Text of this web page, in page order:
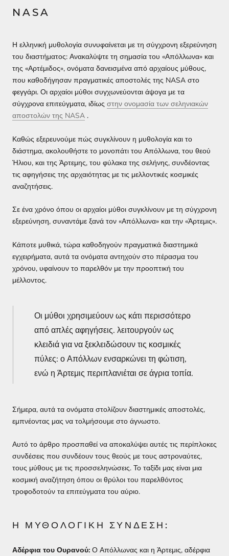
NASA
Η ελληνική μυθολογία συνυφαίνεται με τη σύγχρονη εξερεύνηση
του διαστήματος: Ανακαλύψτε τη σημασία του «Απόλλωνα» και
της «Αρτέμιδος», ονόματα δανεισμένα από αρχαίους μύθους,
που καθοδήγησαν πραγματικές αποστολές της NASA στο
φεγγάρι. Οι αρχαίοι μύθοι συγχωνεύονται άψογα με τα
σύγχρονα επιτεύγματα, ιδίως στην ονομασία των σεληνιακών
αποστολών της NASA .
Καθώς εξερευνούμε πώς συγκλίνουν η μυθολογία και το
διάστημα, ακολουθήστε το μονοπάτι του Απόλλωνα, του θεού
Ήλιου, και της Άρτεμης, του φύλακα της σελήνης, συνδέοντας
τις αφηγήσεις της αρχαιότητας με τις μελλοντικές κοσμικές
αναζητήσεις.
Σε ένα χρόνο όπου οι αρχαίοι μύθοι συγκλίνουν με τη σύγχρονη
εξερεύνηση, συναντάμε ξανά τον «Απόλλωνα» και την «Άρτεμις».
Κάποτε μυθικά, τώρα καθοδηγούν πραγματικά διαστημικά
εγχειρήματα, αυτά τα ονόματα αντηχούν στο πέρασμα του
χρόνου, υφαίνουν το παρελθόν με την προοπτική του
μέλλοντος.
Οι μύθοι χρησιμεύουν ως κάτι περισσότερο
από απλές αφηγήσεις. λειτουργούν ως
κλειδιά για να ξεκλειδώσουν τις κοσμικές
πύλες: ο Απόλλων ενσαρκώνει τη φώτιση,
ενώ η Άρτεμις περιπλανιέται σε άγρια ​​τοπία.
Σήμερα, αυτά τα ονόματα στολίζουν διαστημικές αποστολές,
εμπνέοντας μας να τολμήσουμε στο άγνωστο.
Αυτό το άρθρο προσπαθεί να αποκαλύψει αυτές τις περίπλοκες
συνδέσεις που συνδέουν τους θεούς με τους αστροναύτες,
τους μύθους με τις προσσεληνώσεις. Το ταξίδι μας είναι μια
κοσμική αναζήτηση όπου οι θρύλοι του παρελθόντος
τροφοδοτούν τα επιτεύγματα του αύριο.
Η ΜΥΘΟΛΟΓΙΚΉ ΣΎΝΔΕΣΗ:
Αδέρφια του Ουρανού: Ο Απόλλωνας και η Άρτεμις, αδέρφια